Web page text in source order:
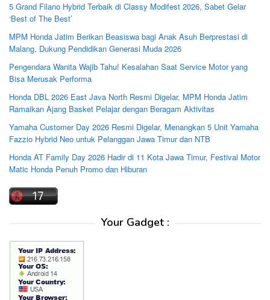
5 Grand Filano Hybrid Terbaik di Classy Modifest 2026, Sabet Gelar
‘Best of The Best’
MPM Honda Jatim Berikan Beasiswa bagi Anak Asuh Berprestasi di
Malang, Dukung Pendidikan Generasi Muda 2026
Pengendara Wanita Wajib Tahu! Kesalahan Saat Service Motor yang
Bisa Merusak Performa
Honda DBL 2026 East Java North Resmi Digelar, MPM Honda Jatim
Ramaikan Ajang Basket Pelajar dengan Beragam Aktivitas
Yamaha Customer Day 2026 Resmi Digelar, Menangkan 5 Unit Yamaha
Fazzio Hybrid Neo untuk Pelanggan Jawa Timur dan NTB
Honda AT Family Day 2026 Hadir di 11 Kota Jawa Timur, Festival Motor
Matic Honda Penuh Promo dan Hiburan
Your Gadget :